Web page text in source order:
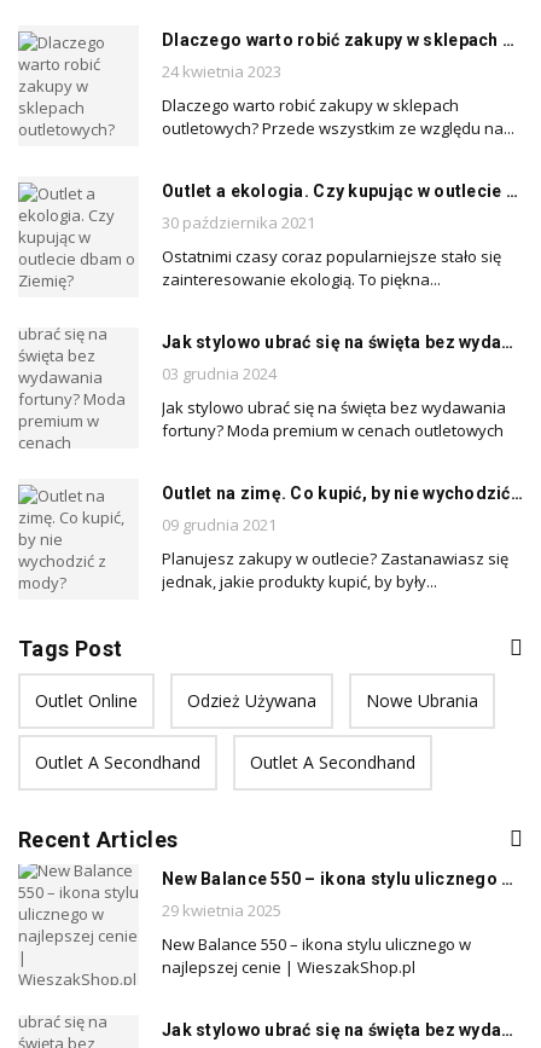
Dlaczego warto robić zakupy w sklepach outletowych?
24 kwietnia 2023
Dlaczego warto robić zakupy w sklepach
outletowych? Przede wszystkim ze względu na...
Outlet a ekologia. Czy kupując w outlecie dbam o Ziemię?
30 października 2021
Ostatnimi czasy coraz popularniejsze stało się
zainteresowanie ekologią. To piękna...
Jak stylowo ubrać się na święta bez wydawania fortuny? Moda premium w cenach outletowych
03 grudnia 2024
Jak stylowo ubrać się na święta bez wydawania
fortuny? Moda premium w cenach outletowych
Outlet na zimę. Co kupić, by nie wychodzić z mody?
09 grudnia 2021
Planujesz zakupy w outlecie? Zastanawiasz się
jednak, jakie produkty kupić, by były...
Tags Post
Outlet Online Odzież Używana Nowe Ubrania
Outlet A Secondhand Outlet A Secondhand
Recent Articles
New Balance 550 – ikona stylu ulicznego w najlepszej cenie | WieszakShop.pl
29 kwietnia 2025
New Balance 550 – ikona stylu ulicznego w
najlepszej cenie | WieszakShop.pl
Jak stylowo ubrać się na święta bez wydawania fortuny? Moda premium w cenach outletowych